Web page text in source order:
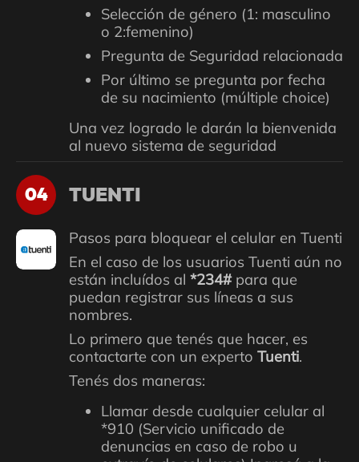
Selección de género (1: masculino
o 2:femenino)
Pregunta de Seguridad relacionada
Por último se pregunta por fecha
de su nacimiento (múltiple choice)
Una vez logrado le darán la bienvenida
al nuevo sistema de seguridad
04 TUENTI
Pasos para bloquear el celular en Tuenti
En el caso de los usuarios Tuenti aún no
están incluídos al *234# para que
puedan registrar sus líneas a sus
nombres.
Lo primero que tenés que hacer, es
contactarte con un experto Tuenti.
Tenés dos maneras:
Llamar desde cualquier celular al
*910 (Servicio unificado de
denuncias en caso de robo u